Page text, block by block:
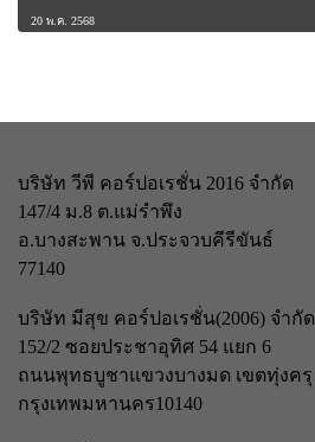
20 พ.ค. 2568
บริษัท วีพี คอร์ปอเรชั่น 2016 จำกัด
147/4 ม.8 ต.แม่รำพึง
อ.บางสะพาน จ.ประจวบคีรีขันธ์
77140
บริษัท มีสุข คอร์ปอเรชั่น(2006) จำกัด
152/2 ซอยประชาอุทิศ 54 แยก 6
ถนนพุทธบูชาแขวงบางมด เขตทุ่งครุ
กรุงเทพมหานคร10140